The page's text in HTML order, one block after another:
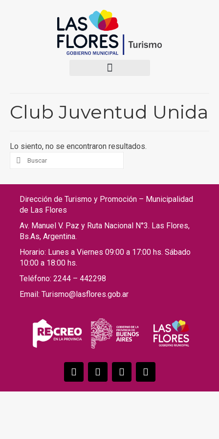
Club Juventud Unida
Lo siento, no se encontraron resultados.
Dirección de Turismo y Promoción – Municipalidad
de Las Flores
Av. Manuel V. Paz y Ruta Nacional N°3. Las Flores,
Bs.As, Argentina.
Horario: Lunes a Viernes 09:00 a 17:00 hs. Sábado
10:00 a 18:00 hs.
Teléfono: 2244 – 442298
Email: Turismo@lasflores.gob.ar